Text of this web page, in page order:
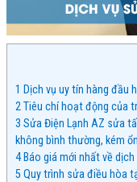
1 Dịch vụ uy tín hàng đầu
2 Tiêu chí hoạt động của
3 Sửa Điện Lạnh AZ sửa
không bình thường, kém
4Báo giá mới nhất về
5Quy trình sửa điều hòa